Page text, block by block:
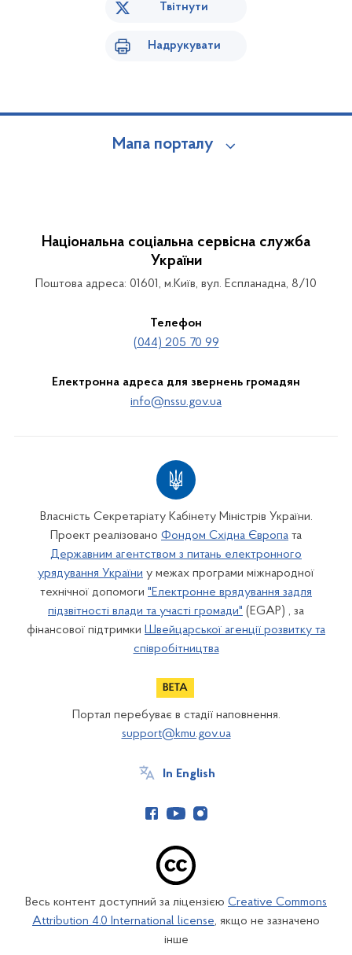
Твітнути
Надрукувати
Мапа порталу
Національна соціальна сервісна служба
України
Поштова адреса: 01601, м.Київ, вул. Еспланадна, 8/10
Телефон
(044) 205 70 99
Електронна адреса для звернень громадян
info@nssu.gov.ua
Власність Секретаріату Кабінету Міністрів України.
Проект реалізовано Фондом Східна Європа та
Державним агентством з питань електронного
урядування України у межах програми міжнародної
технічної допомоги "Електронне врядування задля
підзвітності влади та участі громади" (EGAP) , за
фінансової підтримки Швейцарської агенції розвитку та
співробітництва
Портал перебуває в стадії наповнення.
support@kmu.gov.ua
In English
Весь контент доступний за ліцензією Creative Commons
Attribution 4.0 International license, якщо не зазначено
інше